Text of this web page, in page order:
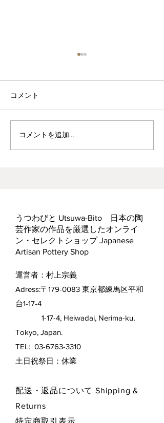
ヘス&あかね夫妻 ２人展
コメント
コメントを追加…
うつわびと Utsuwa-Bito 日本の陶
芸作家の作品を厳選したオンライ
ン・セレクトショップ Japanese
Artisan Pottery Shop
運営者：村上宗義
Adress:〒179-0083 東京都練馬区平和
台1-17-4
1-17-4, Heiwadai, Nerima-ku,
Tokyo, Japan.
TEL: 03-6763-3310
​土日祝祭日：休業
配送・返品について Shipping &
Returns
特定商取引表示